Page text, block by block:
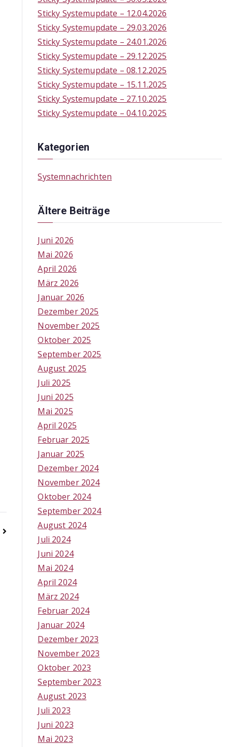
Sticky Systemupdate – 12.04.2026
Sticky Systemupdate – 29.03.2026
Sticky Systemupdate – 24.01.2026
Sticky Systemupdate – 29.12.2025
Sticky Systemupdate – 08.12.2025
Sticky Systemupdate – 15.11.2025
Sticky Systemupdate – 27.10.2025
Sticky Systemupdate – 04.10.2025
Kategorien
Systemnachrichten
Ältere Beiträge
Juni 2026
Mai 2026
April 2026
März 2026
Januar 2026
Dezember 2025
November 2025
Oktober 2025
September 2025
August 2025
Juli 2025
Juni 2025
Mai 2025
April 2025
Februar 2025
Januar 2025
Dezember 2024
November 2024
Oktober 2024
September 2024
August 2024
Juli 2024
Juni 2024
Mai 2024
April 2024
März 2024
Februar 2024
Januar 2024
Dezember 2023
November 2023
Oktober 2023
September 2023
August 2023
Juli 2023
Juni 2023
Mai 2023